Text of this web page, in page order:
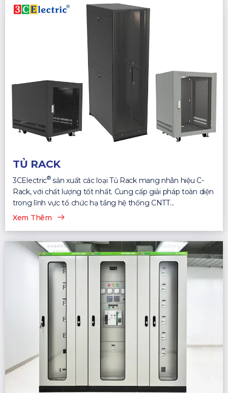
TỦ RACK
3CElectric®sản xuất các loại Tủ Rack mang nhãn hiệu C-
Rack, với chất lượng tốt nhất. Cung cấp giải pháp toàn diện
trong lĩnh vực tổ chức hạ tầng hệ thống CNTT...
Xem Thêm